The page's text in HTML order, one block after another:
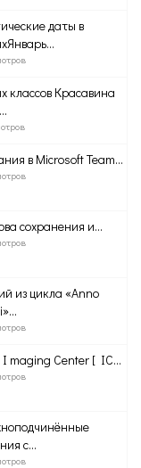
даты в
классов Красавина
в Microsoft Team...
сохранения и...
из цикла «Anno
maging Center [ IC...
с...